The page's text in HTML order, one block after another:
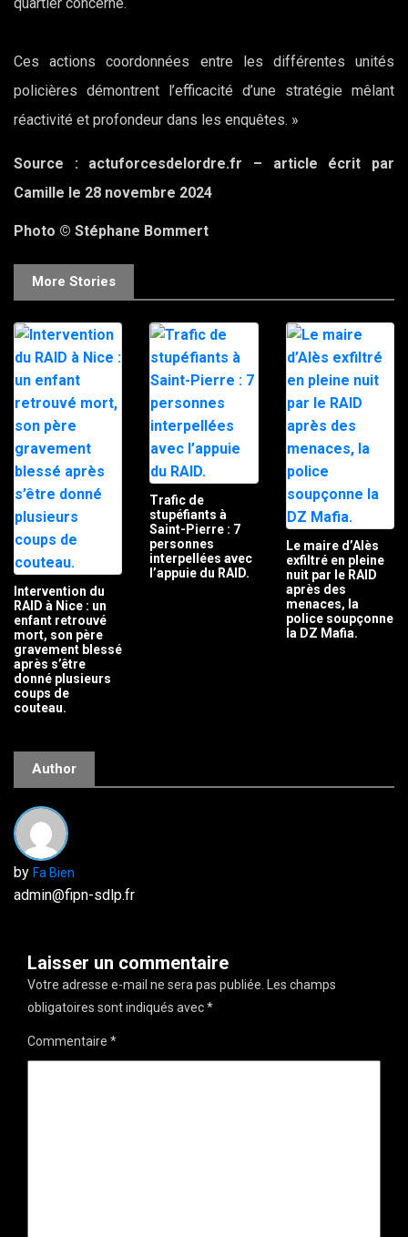
quartier concerné.
Ces actions coordonnées entre les différentes unités
policières démontrent l’efficacité d’une stratégie mêlant
réactivité et profondeur dans les enquêtes. »
Source : actuforcesdelordre.fr – article écrit par
Camille le 28 novembre 2024
Photo © Stéphane Bommert
More Stories
Intervention du
RAID à Nice : un
enfant retrouvé
mort, son père
gravement blessé
après s’être
donné plusieurs
coups de
couteau.
Trafic de
stupéfiants à
Saint-Pierre : 7
personnes
interpellées avec
l’appuie du RAID.
Le maire d’Alès
exfiltré en pleine
nuit par le RAID
après des
menaces, la
police soupçonne
la DZ Mafia.
Author
by Fa Bien
admin@fipn-sdlp.fr
Laisser un commentaire
Votre adresse e-mail ne sera pas publiée. Les champs
obligatoires sont indiqués avec*
Commentaire *